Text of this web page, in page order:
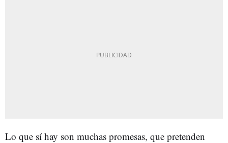
Lo que sí hay son muchas promesas, que pretenden